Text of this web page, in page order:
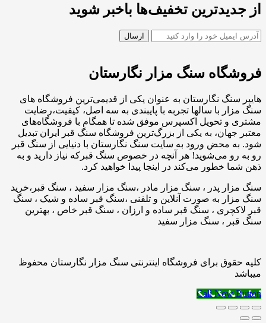
از جدیدترین تخفیف‌ها باخبر شوید
فروشگاه سنگ مزار نگارستان
هایپر سنگ نگارستان به عنوان یکی از قدیمی‌ترین فروشگاه های
سنگ مزار با سالها تجربه با پایبندی به سه اصل، کیفیت،رضایت
مشتری و تحویل اکسپرس موفق شده تا همگام با فروشگاه‌های
معتبر جهان، به یکی از بزرگ‌ترین فروشگاه سنگ قبر ایران تبدیل
شود. به محض ورود به سایت سنگ نگارستان با دنیایی از سنگ قبر
رو به رو می‌شوید! هر آنچه در خصوص سنگ قبرکه نیاز دارید و به
ذهن شما خطور می‌کند در اینجا پیدا خواهید کرد.
سنگ مزار پدر ، سنگ مزار مادر ،سنگ مزار سفید ، سنگ قبر،خرید
سنگ مزار به صورت آنلاین و تلفنی ،سنگ قبر ساده و شیک ، سنگ
قبر لاکچری ، سنگ قبر ساده و ارزان ، سنگ قبر خاص ، بهترین
سنگ قبر ، سنگ مزار سفید
کلیه حقوق برای فروشگاه اینترنتی سنگ مزار نگارستان محفوظ
میباشد
Call Now Button